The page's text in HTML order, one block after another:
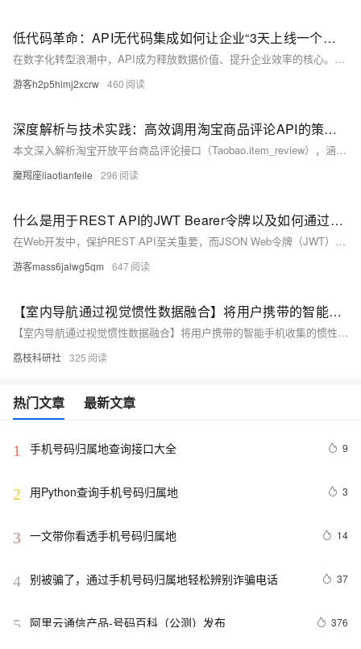
低代码革命：API无代码集成如何让企业“3天上线一个生态”？
在数字化转型浪潮中，API成为释放数据价值、提升企业效率的核心。本文详解API架构设计、安全实践与跨平台集成，为CTO提供效率提升指南，涵盖微服务、安全认证、协议选择、低代码集成及未来趋势，助力企业构建敏捷、安全、高效的数字生态。
游客h2p5himj2xcrw 460
深度解析与技术实践：高效调用淘宝商品评论API的策略与代码实现
本文深入解析淘宝开放平台商品评论接口（Taobao.item_review），涵盖接口功能、调用逻辑与实战代码，助力开发者高效获取用户评价数据，提升电商数据分析能力。
魔羯座liaotianfeile 296
什么是用于REST API的JWT Bearer令牌以及如何通过代码和工具进行调试
在Web开发中，保护REST API至关重要，而JSON Web令牌（JWT）特别是JWT Bearer令牌，是一种高效方法。它通过紧凑、自包含的结构实现安全信息交换，提升用户体验。本文探讨JWT Bearer的基本概念、结构与实现，包括在Java中的应用步骤，以及使用Apipost和cURL进行测试的方法。JWT优势明显：无状态、互操作性强，适用于分布式系统。掌握JWT Bearer，可助开发者构建更安全、高效的API解决方案。
游客mass6jalwg5qm 647
【室内导航通过视觉惯性数据融合】将用户携带的智能手机收集的惯性数据与手机相机获取的视觉信息进行融合研究（Matlab代码实现）
【室内导航通过视觉惯性数据融合】将用户携带的智能手机收集的惯性数据与手机相机获取的视觉信息进行融合研究（Matlab代码实现）
荔枝科研社 325
热门文章 最新文章
1 手机号码归属地查询接口大全 9
2 用Python查询手机号码归属地 3
3 一文带你看透手机号码归属地 14
4 37
5 阿里云通信产品-号码百科（公测）发布 376